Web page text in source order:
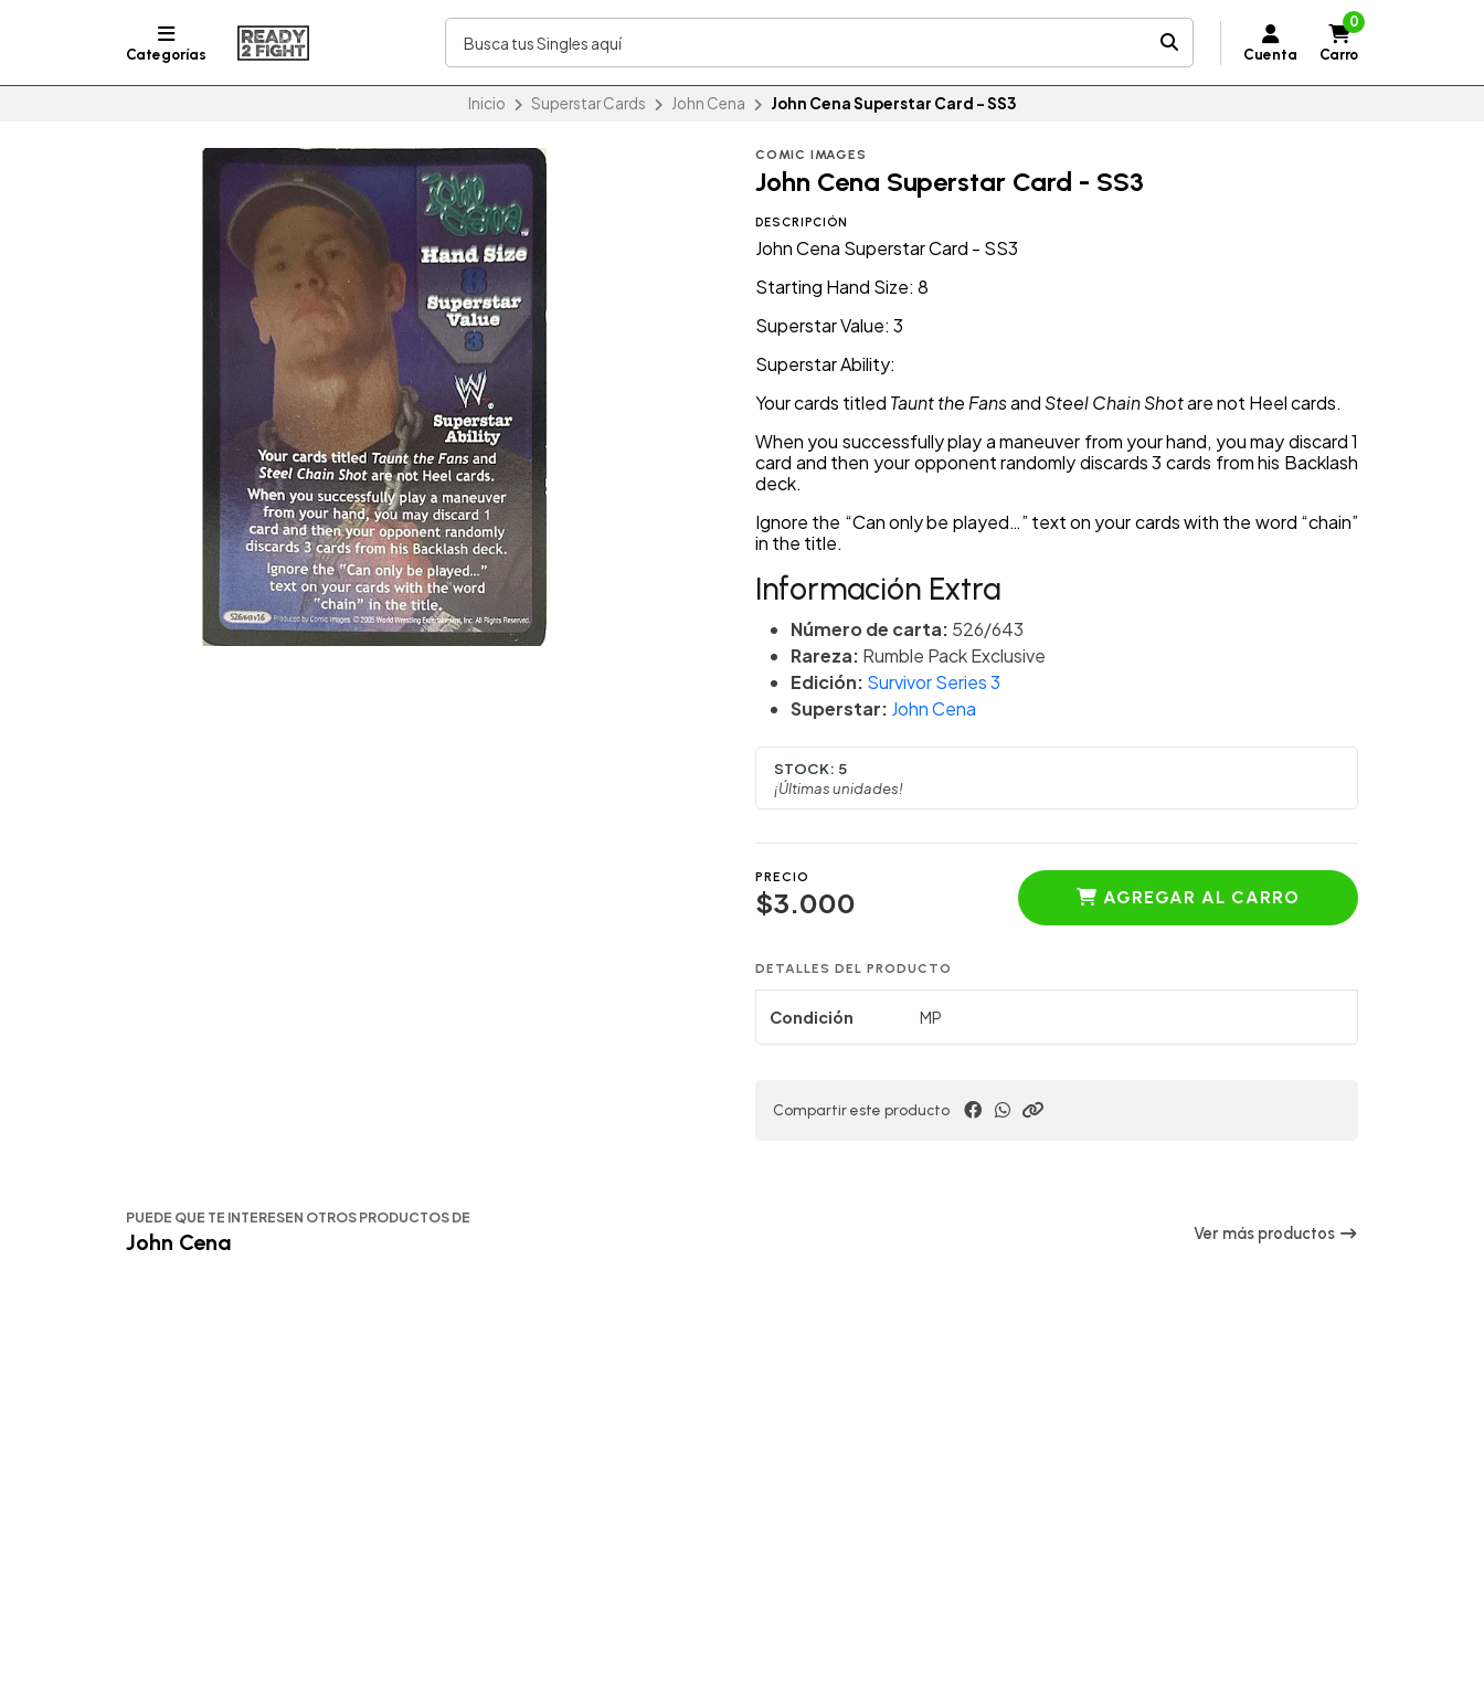
Categorías Cuenta
0
Carro
Inicio Superstar Cards John Cena John Cena Superstar Card - SS3
COMIC IMAGES
John Cena Superstar Card - SS3
DESCRIPCIÓN
John Cena Superstar Card - SS3
Starting Hand Size: 8
Superstar Value: 3
Superstar Ability:
Your cards titled Taunt the Fansand Steel Chain Shotare not Heel cards.
When you successfully play a maneuver from your hand, you may discard 1
card and then your opponent randomly discards 3 cards from his Backlash
deck.
Ignore the “Can only be played…” text on your cards with the word “chain”
in the title.
Información Extra
Número de carta: 526/643
Rareza: Rumble Pack Exclusive
Edición: Survivor Series 3
Superstar: John Cena
STOCK: 5
¡Últimas unidades!
PRECIO
$3.000 AGREGAR AL CARRO
DETALLES DEL PRODUCTO
Condición MP
Compartir este producto
PUEDE QUE TE INTERESEN OTROS PRODUCTOS DE
John Cena Ver más productos